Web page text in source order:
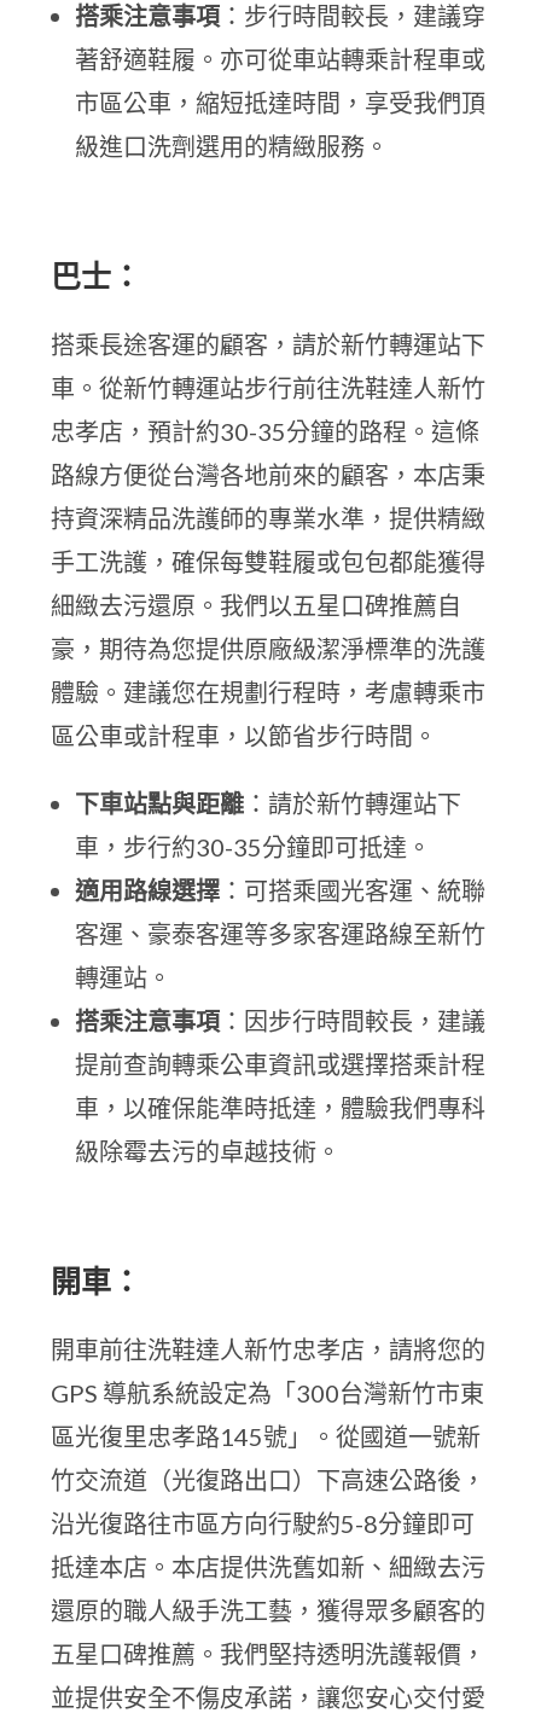
搭乘注意事項 ：步行時間較長，建議穿
著舒適鞋履。亦可從車站轉乘計程車或
市區公車，縮短抵達時間，享受我們頂
級進口洗劑選用的精緻服務。
巴士：
搭乘長途客運的顧客，請於新竹轉運站下
車。從新竹轉運站步行前往洗鞋達人新竹
忠孝店，預計約30-35分鐘的路程。這條
路線方便從台灣各地前來的顧客，本店秉
持資深精品洗護師的專業水準，提供精緻
手工洗護，確保每雙鞋履或包包都能獲得
細緻去污還原。我們以五星口碑推薦自
豪，期待為您提供原廠級潔淨標準的洗護
體驗。建議您在規劃行程時，考慮轉乘市
區公車或計程車，以節省步行時間。
下車站點與距離 ：請於新竹轉運站下
車，步行約30-35分鐘即可抵達。
適用路線選擇 ：可搭乘國光客運、統聯
客運、豪泰客運等多家客運路線至新竹
轉運站。
搭乘注意事項 ：因步行時間較長，建議
提前查詢轉乘公車資訊或選擇搭乘計程
車，以確保能準時抵達，體驗我們專科
級除霉去污的卓越技術。
開車：
開車前往洗鞋達人新竹忠孝店，請將您的
GPS 導航系統設定為「300台灣新竹市東
區光復里忠孝路145號」。從國道一號新
竹交流道（光復路出口）下高速公路後，
沿光復路往市區方向行駛約5-8分鐘即可
抵達本店。本店提供洗舊如新、細緻去污
還原的職人級手洗工藝，獲得眾多顧客的
五星口碑推薦。我們堅持透明洗護報價，
並提供安全不傷皮承諾，讓您安心交付愛